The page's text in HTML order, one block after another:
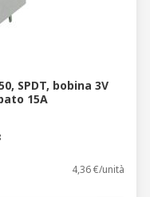
SPDT, bobina 3V
15A
4,36 €/unità